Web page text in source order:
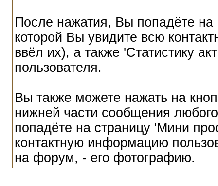
После нажатия, Вы попадёте на
которой Вы увидите всю
ввёл их), а также 'Статистику
пользователя.
Вы также можете нажать на
нижней части сообщения
попадёте на страницу 'Мини
контактную информацию
на форум, - его фотографию.